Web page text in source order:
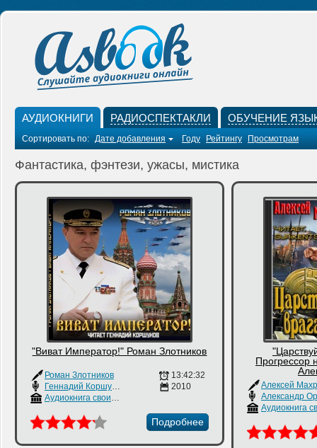
АУДИОКНИГИ РАДИОСПЕКТАКЛИ ОБУЧЕНИЕ
Сортировать по: Дате добавления Году Рейтингу Просмотрам
Фантастика, фэнтези, ужасы, мистика
"Виват Император!" Роман Злотников
Роман Злотников
Геннадий Коршунов
Аудиокнига своими руками
13:42:32
2010
Подробнее
Прогрессор
Алексей
Александр